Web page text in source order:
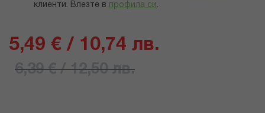
клиенти. Влезте в профила си .
5,49 € / 10,74 лв.
6,39 € / 12,50 лв.